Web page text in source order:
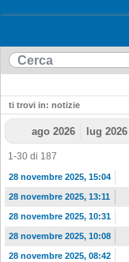
ti trovi in: notizie
ago 2026 lug 2026
1-30 di 187
28 novembre 2025, 15:04
28 novembre 2025, 13:11
28 novembre 2025, 10:31
28 novembre 2025, 10:08
28 novembre 2025, 08:42